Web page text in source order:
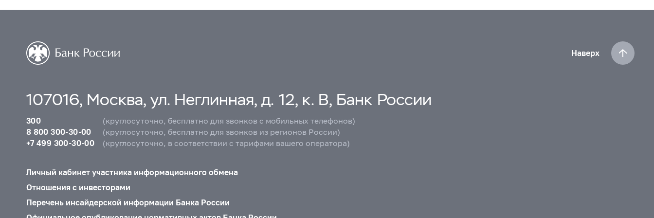
Наверх
107016, Москва, ул. Неглинная, д. 12, к. В, Банк России
300
(круглосуточно, бесплатно для звонков с мобильных телефонов)
8 800 300-30-00
(круглосуточно, бесплатно для звонков из регионов России)
+7 499 300-30-00
(круглосуточно, в соответствии с тарифами вашего оператора)
Личный кабинет участника информационного обмена
Отношения с инвесторами
Перечень инсайдерской информации Банка России